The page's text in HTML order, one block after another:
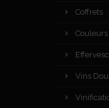
Coffrets
Couleurs
Vins